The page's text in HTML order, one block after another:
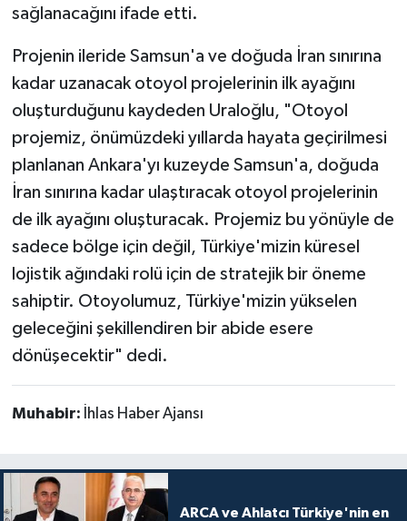
sağlanacağını ifade etti.
Projenin ileride Samsun'a ve doğuda İran sınırına
kadar uzanacak otoyol projelerinin ilk ayağını
oluşturduğunu kaydeden Uraloğlu, "Otoyol
projemiz, önümüzdeki yıllarda hayata geçirilmesi
planlanan Ankara'yı kuzeyde Samsun'a, doğuda
İran sınırına kadar ulaştıracak otoyol projelerinin
de ilk ayağını oluşturacak. Projemiz bu yönüyle de
sadece bölge için değil, Türkiye'mizin küresel
lojistik ağındaki rolü için de stratejik bir öneme
sahiptir. Otoyolumuz, Türkiye'mizin yükselen
geleceğini şekillendiren bir abide esere
dönüşecektir" dedi.
Muhabir: İhlas Haber Ajansı
ARCA ve Ahlatcı Türkiye'nin en